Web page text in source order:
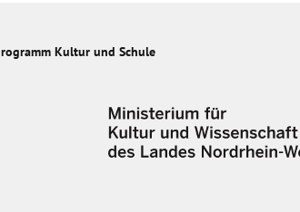
Kultur und Schule